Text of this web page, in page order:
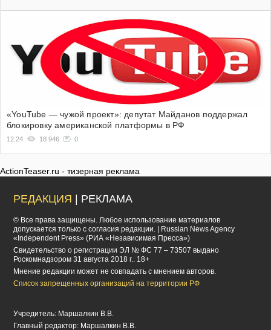
«YouTube — чужой проект»: депутат Майданов поддержал
блокировку американской платформы в РФ
12:24 18 946 0
ActionTeaser.ru - тизерная реклама
РЕДАКЦИЯ | РЕКЛАМА
© Все права защищены. Любое использование материалов
допускается только с согласия редакции. | Russian News Agency
«Independent Press» (РИА «Независимая Пресса»)
Cвидетельство о регистрации ЭЛ № ФС 77 – 73507 выдано
Роскомнадзором 31 августа 2018 г.. 18+
Мнение редакции может не совпадать с мнением авторов.
Список запрещенных организаций на территории РФ
Учредитель: Маршалкин В.В.
Главный редактор: Маршалкин В.В.